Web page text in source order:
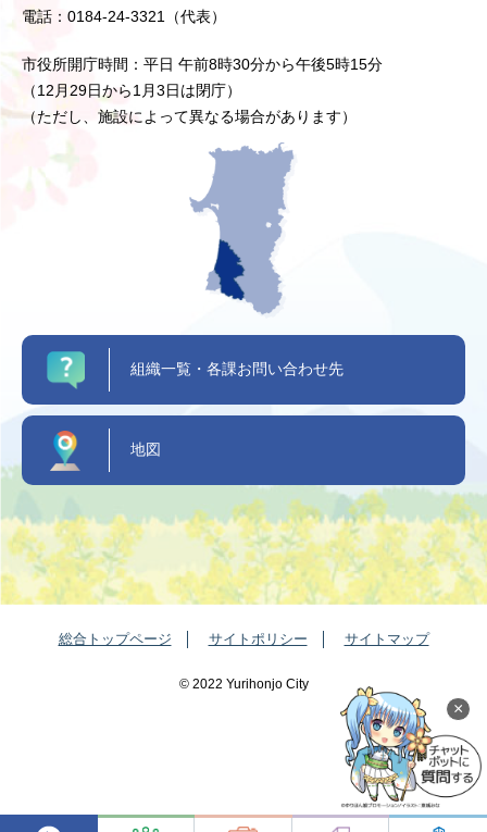
×
電話：0184-24-3321（代表）
市役所開庁時間：平日 午前8時30分から午後5時15分
（12月29日から1月3日は閉庁）
（ただし、施設によって異なる場合があります）
組織一覧・各課お問い合わせ先
地図
総合トップページ サイトポリシー サイトマップ
©️ 2022 Yurihonjo City